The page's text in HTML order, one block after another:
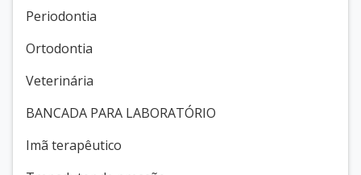
Periodontia
Ortodontia
Veterinária
BANCADA PARA LABORATÓRIO
Imã terapêutico